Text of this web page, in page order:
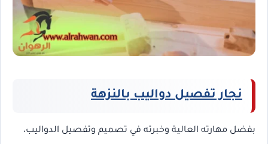
نجار تفصيل دواليب بالنزهة
بفضل مهارته العالية وخبرته في تصميم وتفصيل الدواليب،